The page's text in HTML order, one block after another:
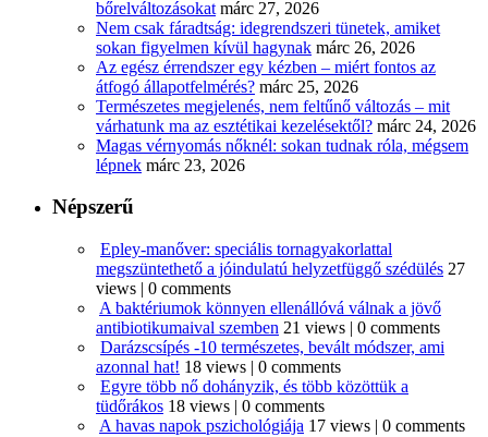
bőrelváltozásokat márc 27, 2026
Nem csak fáradtság: idegrendszeri tünetek, amiket
sokan figyelmen kívül hagynak márc 26, 2026
Az egész érrendszer egy kézben – miért fontos az
átfogó állapotfelmérés? márc 25, 2026
Természetes megjelenés, nem feltűnő változás – mit
várhatunk ma az esztétikai kezelésektől? márc 24, 2026
Magas vérnyomás nőknél: sokan tudnak róla, mégsem
lépnek márc 23, 2026
Népszerű
Epley-manőver: speciális tornagyakorlattal
megszüntethető a jóindulatú helyzetfüggő szédülés 27
views | 0 comments
A baktériumok könnyen ellenállóvá válnak a jövő
antibiotikumaival szemben 21 views | 0 comments
Darázscsípés -10 természetes, bevált módszer, ami
azonnal hat! 18 views | 0 comments
Egyre több nő dohányzik, és több közöttük a
tüdőrákos 18 views | 0 comments
A havas napok pszichológiája 17 views | 0 comments